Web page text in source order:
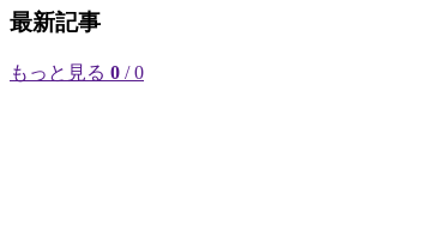
最新記事
もっと見る 0 / 0